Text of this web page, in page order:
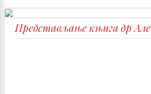
Представљање књига др